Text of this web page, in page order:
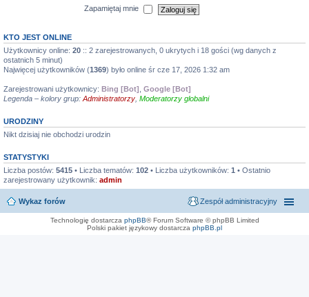
Zapamiętaj mnie
KTO JEST ONLINE
Użytkownicy online: 20 :: 2 zarejestrowanych, 0 ukrytych i 18 gości (wg danych z
ostatnich 5 minut)
Najwięcej użytkowników (1369) było online śr cze 17, 2026 1:32 am
Zarejestrowani użytkownicy: Bing [Bot] Google [Bot]
Legenda – kolory grup: Administratorzy Moderatorzy globalni
URODZINY
Nikt dzisiaj nie obchodzi urodzin
STATYSTYKI
Liczba postów: 5415 • Liczba tematów: 102 • Liczba użytkowników: 1 • Ostatnio
zarejestrowany użytkownik: admin
Wykaz forów Zespół administracyjny
Technologię dostarcza phpBB® Forum Software © phpBB Limited
Polski pakiet językowy dostarcza phpBB.pl